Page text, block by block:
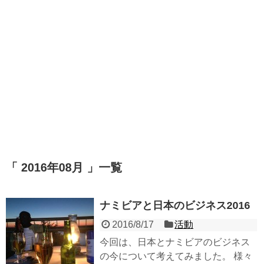
「 2016年08月 」一覧
ナミビアと日本のビジネス2016
2016/8/17
活動
今回は、日本とナミビアのビジネス
の今について考えてみました。 様々